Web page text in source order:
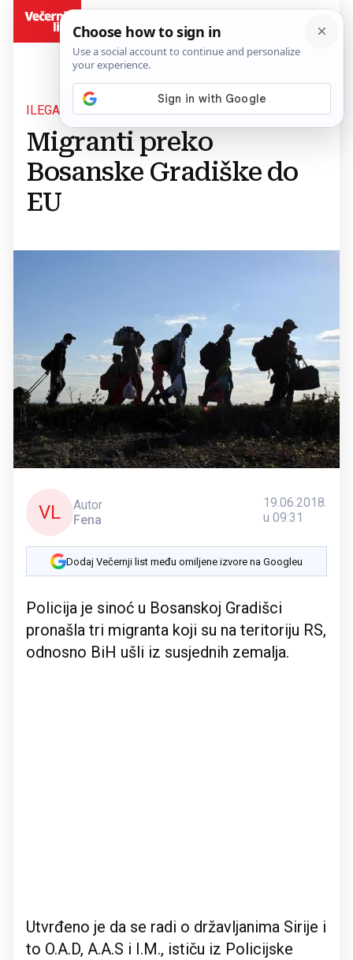
ILEGALNI MIGRANTI
Migranti preko
Bosanske Gradiške do
EU
VL
Autor
Fena
19.06.2018.
u 09:31
Dodaj Večernji list među omiljene izvore na Googleu
Policija je sinoć u Bosanskoj Gradišci
pronašla tri migranta koji su na teritoriju RS,
odnosno BiH ušli iz susjednih zemalja.
Utvrđeno je da se radi o državljanima Sirije i
to O.A.D, A.A.S i I.M., ističu iz Policijske